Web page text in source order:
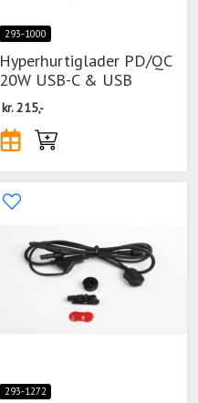
293-1000
Hyperhurtiglader PD/QC
20W USB-C & USB
kr.215,-
293-1272